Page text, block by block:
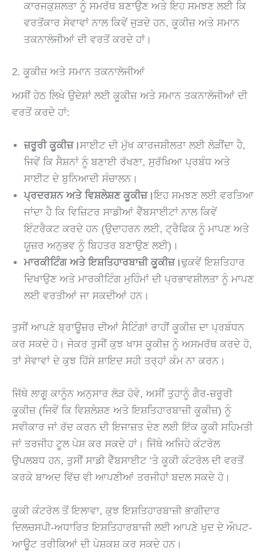
ਕਾਰਜਕੁਸ਼ਲਤਾ ਨੂੰ ਸਮਰੱਥ ਬਣਾਉਣ ਅਤੇ ਇਹ ਸਮਝਣ ਲਈ ਕਿ
ਵਰਤੋਂਕਾਰ ਸੇਵਾਵਾਂ ਨਾਲ ਕਿਵੇਂ ਜੁੜਦੇ ਹਨ, ਕੂਕੀਜ਼ ਅਤੇ ਸਮਾਨ
ਤਕਨਾਲੋਜੀਆਂ ਦੀ ਵਰਤੋਂ ਕਰਦੇ ਹਾਂ।
2. ਕੂਕੀਜ਼ ਅਤੇ ਸਮਾਨ ਤਕਨਾਲੋਜੀਆਂ
ਅਸੀਂ ਹੇਠ ਲਿਖੇ ਉਦੇਸ਼ਾਂ ਲਈ ਕੂਕੀਜ਼ ਅਤੇ ਸਮਾਨ ਤਕਨਾਲੋਜੀਆਂ ਦੀ
ਵਰਤੋਂ ਕਰਦੇ ਹਾਂ:
ਜ਼ਰੂਰੀ ਕੂਕੀਜ਼।ਸਾਈਟ ਦੀ ਮੁੱਖ ਕਾਰਜਸ਼ੀਲਤਾ ਲਈ ਲੋੜੀਂਦਾ ਹੈ,
ਜਿਵੇਂ ਕਿ ਸੈਸ਼ਨਾਂ ਨੂੰ ਬਣਾਈ ਰੱਖਣਾ, ਸੁਰੱਖਿਆ ਪ੍ਰਬੰਧ ਅਤੇ
ਸਾਈਟ ਦੇ ਬੁਨਿਆਦੀ ਸੰਚਾਲਨ।
ਪ੍ਰਦਰਸ਼ਨ ਅਤੇ ਵਿਸ਼ਲੇਸ਼ਣ ਕੂਕੀਜ਼।ਇਹ ਸਮਝਣ ਲਈ ਵਰਤਿਆ
ਜਾਂਦਾ ਹੈ ਕਿ ਵਿਜ਼ਿਟਰ ਸਾਡੀਆਂ ਵੈੱਬਸਾਈਟਾਂ ਨਾਲ ਕਿਵੇਂ
ਇੰਟਰੈਕਟ ਕਰਦੇ ਹਨ (ਉਦਾਹਰਨ ਲਈ, ਟ੍ਰੈਫਿਕ ਨੂੰ ਮਾਪਣ ਅਤੇ
ਯੂਜ਼ਰ ਅਨੁਭਵ ਨੂੰ ਬਿਹਤਰ ਬਣਾਉਣ ਲਈ)।
ਮਾਰਕੀਟਿੰਗ ਅਤੇ ਇਸ਼ਤਿਹਾਰਬਾਜ਼ੀ ਕੂਕੀਜ਼।ਢੁਕਵੇਂ ਇਸ਼ਤਿਹਾਰ
ਦਿਖਾਉਣ ਅਤੇ ਮਾਰਕੀਟਿੰਗ ਮੁਹਿੰਮਾਂ ਦੀ ਪ੍ਰਭਾਵਸ਼ੀਲਤਾ ਨੂੰ ਮਾਪਣ
ਲਈ ਵਰਤੀਆਂ ਜਾ ਸਕਦੀਆਂ ਹਨ।
ਤੁਸੀਂ ਆਪਣੇ ਬ੍ਰਾਊਜ਼ਰ ਦੀਆਂ ਸੈਟਿੰਗਾਂ ਰਾਹੀਂ ਕੂਕੀਜ਼ ਦਾ ਪ੍ਰਬੰਧਨ
ਕਰ ਸਕਦੇ ਹੋ। ਜੇਕਰ ਤੁਸੀਂ ਕੁਝ ਖਾਸ ਕੂਕੀਜ਼ ਨੂੰ ਅਸਮਰੱਥ ਕਰਦੇ ਹੋ,
ਤਾਂ ਸੇਵਾਵਾਂ ਦੇ ਕੁਝ ਹਿੱਸੇ ਸ਼ਾਇਦ ਸਹੀ ਤਰ੍ਹਾਂ ਕੰਮ ਨਾ ਕਰਨ।
ਜਿੱਥੇ ਲਾਗੂ ਕਾਨੂੰਨ ਅਨੁਸਾਰ ਲੋੜ ਹੋਵੇ, ਅਸੀਂ ਤੁਹਾਨੂੰ ਗੈਰ-ਜ਼ਰੂਰੀ
ਕੂਕੀਜ਼ (ਜਿਵੇਂ ਕਿ ਵਿਸ਼ਲੇਸ਼ਣ ਅਤੇ ਇਸ਼ਤਿਹਾਰਬਾਜ਼ੀ ਕੂਕੀਜ਼) ਨੂੰ
ਸਵੀਕਾਰ ਜਾਂ ਰੱਦ ਕਰਨ ਦੀ ਇਜਾਜ਼ਤ ਦੇਣ ਲਈ ਇੱਕ ਕੂਕੀ ਸਹਿਮਤੀ
ਜਾਂ ਤਰਜੀਹ ਟੂਲ ਪੇਸ਼ ਕਰ ਸਕਦੇ ਹਾਂ। ਜਿੱਥੇ ਅਜਿਹੇ ਕੰਟਰੋਲ
ਉਪਲਬਧ ਹਨ, ਤੁਸੀਂ ਸਾਡੀ ਵੈੱਬਸਾਈਟ ‘ਤੇ ਕੂਕੀ ਕੰਟਰੋਲ ਦੀ ਵਰਤੋਂ
ਕਰਕੇ ਬਾਅਦ ਵਿੱਚ ਵੀ ਆਪਣੀਆਂ ਤਰਜੀਹਾਂ ਬਦਲ ਸਕਦੇ ਹੋ।
ਕੂਕੀ ਕੰਟਰੋਲ ਤੋਂ ਇਲਾਵਾ, ਕੁਝ ਇਸ਼ਤਿਹਾਰਬਾਜ਼ੀ ਭਾਗੀਦਾਰ
ਦਿਲਚਸਪੀ-ਅਧਾਰਿਤ ਇਸ਼ਤਿਹਾਰਬਾਜ਼ੀ ਲਈ ਆਪਣੇ ਖੁਦ ਦੇ ਔਪਟ-
ਆਊਟ ਤਰੀਕਿਆਂ ਦੀ ਪੇਸ਼ਕਸ਼ ਕਰ ਸਕਦੇ ਹਨ।